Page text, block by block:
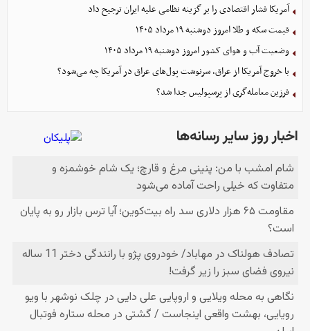
آمریکا فشار اقتصادی را بر گزینه نظامی علیه ایران ترجیح داد
قیمت سکه و طلا امروز دوشنبه ۱۹ مرداد ۱۴۰۵
وضعیت آب و هوای کشور امروز دوشنبه ۱۹ مرداد ۱۴۰۵
با خروج آمریکا از عراق، سرنوشت پول‌های عراق در آمریکا چه می‌شود؟
فرزین معامله‌گری از پرسپولیس جدا شد؟